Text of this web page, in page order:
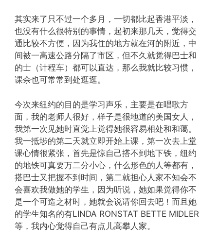
其实来了只不过一个多月，一切都比起香港平淡，
也没有什么很特别的事情，起初来那几天，觉得交
通比较不方便，因为我住的地方就在河的附近，中
间被一高速公路分隔了市区，但不久就觉得巴士和
的士（计程车）都可以直达，那么我就比较习惯，
课余也可常常到处逛逛。
今次来纽约的目的是学习声乐，主要是在唱歌方
面，我的老师人很好，样子是很地道的美国女人，
我第一次见她时直觉上觉得她很容易相处和和蔼。
我一抵埗的第二天就立即开始上课，第一次去上堂
课心情很紧张，首先是惊自己搭不到地下铁，纽约
的地铁可真要万二分小心，什么形色的人等都有，
搭巴士又把握不到时间，第二就担心人家不知会不
会喜欢我做她的学生，因为听说，她如果觉得你不
是一个可造之材时，她就会说请你回去吧！而且她
的学生知名的有LINDA RONSTAT BETTE MIDLER
等，我内心觉得自己有点儿高攀人家。